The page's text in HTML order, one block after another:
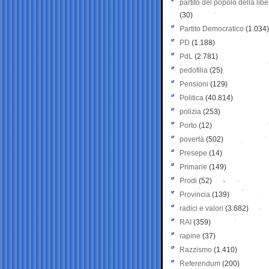
partito del popolo della
(30)
Partito Democratico (1.034)
PD (1.188)
PdL (2.781)
pedofilia (25)
Pensioni (129)
Politica (40.814)
polizia (253)
Porto (12)
povertà (502)
Presepe (14)
Primarie (149)
Prodi (52)
Provincia (139)
radici e valori (3.682)
RAI (359)
rapine (37)
Razzismo (1.410)
Referendum (200)